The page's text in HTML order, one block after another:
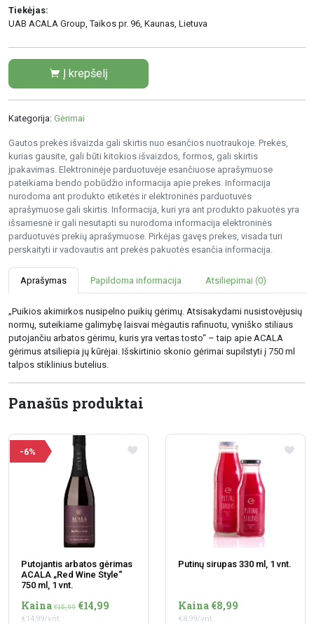
Tiekėjas:
UAB ACALA Group, Taikos pr. 96, Kaunas, Lietuva
Į krepšelį
Kategorija: Gėrimai
Gautos prekės išvaizda gali skirtis nuo esančios nuotraukoje. Prekės,
kurias gausite, gali būti kitokios išvaizdos, formos, gali skirtis
įpakavimas. Elektroninėje parduotuvėje esančiuose aprašymuose
pateikiama bendo pobūdžio informacija apie prekes. Informacija
nurodoma ant produkto etiketės ir elektroninės parduotuvės
aprašymuose gali skirtis. Informacija, kuri yra ant produkto pakuotės yra
išsamesnė ir gali nesutapti su nurodoma informacija elektroninės
parduotuvės prekių aprašymuose. Pirkėjas gavęs prekes, visada turi
perskaityti ir vadovautis ant prekės pakuotės esančia informacija.
Aprašymas Papildoma informacija Atsiliepimai (0)
„Puikios akimirkos nusipelno puikių gėrimų. Atsisakydami nusistovėjusių
normų, suteikiame galimybę laisvai mėgautis rafinuotu, vyniško stiliaus
putojančiu arbatos gėrimu, kuris yra vertas tosto“ – taip apie ACALA
gėrimus atsiliepia jų kūrėjai. Išskirtinio skonio gėrimai supilstyti į 750 ml
talpos stiklinius butelius.
Panašūs produktai
-6%
Putojantis arbatos gėrimas
ACALA „Red Wine Style“
750 ml, 1 vnt.
Kaina €15,99 €14,99
€14,99/vnt.
Putinų sirupas 330 ml, 1 vnt.
Kaina €8,99
€8,99/vnt.